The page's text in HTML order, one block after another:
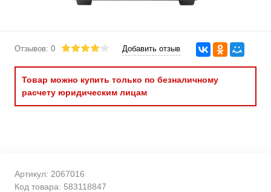
Отзывов: 0 Добавить отзыв
Товар можно купить только по безналичному
расчету юридическим лицам
Артикул: 2067016
Код товара: 583118847